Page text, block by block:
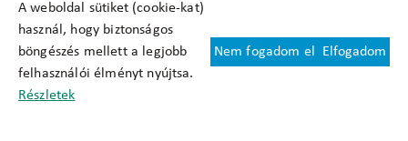
A weboldal sütiket (cookie-kat)
használ, hogy biztonságos
böngészés mellett a legjobb
felhasználói élményt nyújtsa.
Részletek
Nem fogadom el Elfogadom
Felhasználási feltételek